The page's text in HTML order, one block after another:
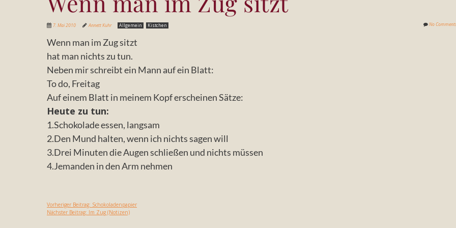
7. Mai 2010 Annett Kuhr Allgemein Kistchen No
Wenn man im Zug sitzt
hat man nichts zu tun.
Neben mir schreibt ein Mann auf ein Blatt:
To do, Freitag
Auf einem Blatt in meinem Kopf erscheinen Sätze:
Heute zu tun:
1.Schokolade essen, langsam
2.Den Mund halten, wenn ich nichts sagen will
3.Drei Minuten die Augen schließen und nichts müssen
4.Jemanden in den Arm nehmen
Vorheriger Beitrag: Schokoladenpapier
Nächster Beitrag: Im Zug (Notizen)